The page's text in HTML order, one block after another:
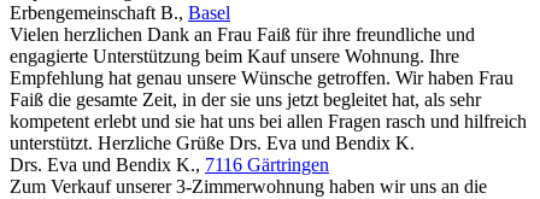
Erbengemeinschaft B., Basel
Vielen herzlichen Dank an Frau Faiß für ihre freundliche und
engagierte Unterstützung beim Kauf unsere Wohnung. Ihre
Empfehlung hat genau unsere Wünsche getroffen. Wir haben Frau
Faiß die gesamte Zeit, in der sie uns jetzt begleitet hat, als sehr
kompetent erlebt und sie hat uns bei allen Fragen rasch und hilfreich
unterstützt. Herzliche Grüße Drs. Eva und Bendix K.
Drs. Eva und Bendix K., 7116 Gärtringen
Zum Verkauf unserer 3-Zimmerwohnung haben wir uns an die